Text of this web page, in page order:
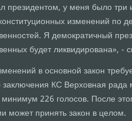
президентом, у меня было
изменений по
Я демократичный
будет ликвидирована», -
в основной закон
заключения КС Верховная
минимум 226 голосов. После
может принять закон в целом.